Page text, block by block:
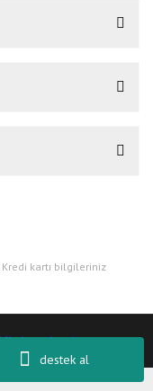
destek al
Kredi kartı bilgileriniz
e-
ticaret
ile
hazırlandı.